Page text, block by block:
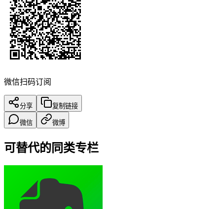
微信扫码订阅
分享 复制链接
微信 微博
可替代的同类专栏